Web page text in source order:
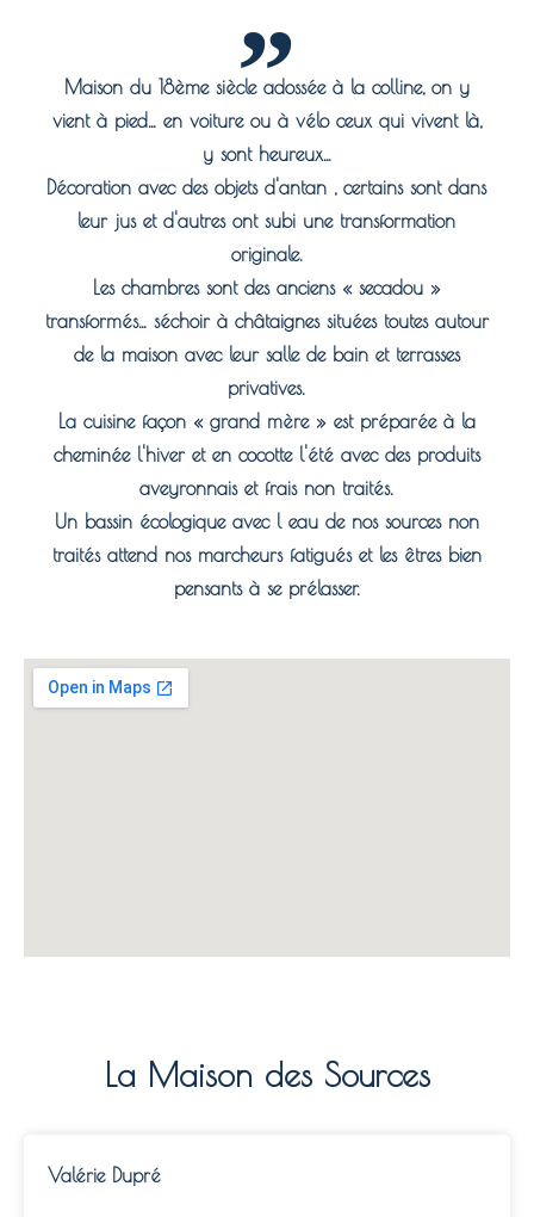
Maison du 18ème siècle adossée à la colline, on y
vient à pied… en voiture ou à vélo ceux qui vivent là,
y sont heureux…
Décoration avec des objets d'antan , certains sont dans
leur jus et d'autres ont subi une transformation
originale.
Les chambres sont des anciens « secadou »
transformés… séchoir à châtaignes situées toutes autour
de la maison avec leur salle de bain et terrasses
privatives.
La cuisine façon « grand mère » est préparée à la
cheminée l'hiver et en cocotte l'été avec des produits
aveyronnais et frais non traités.
Un bassin écologique avec l eau de nos sources non
traités attend nos marcheurs fatigués et les êtres bien
pensants à se prélasser.
La Maison des Sources
Valérie Dupré